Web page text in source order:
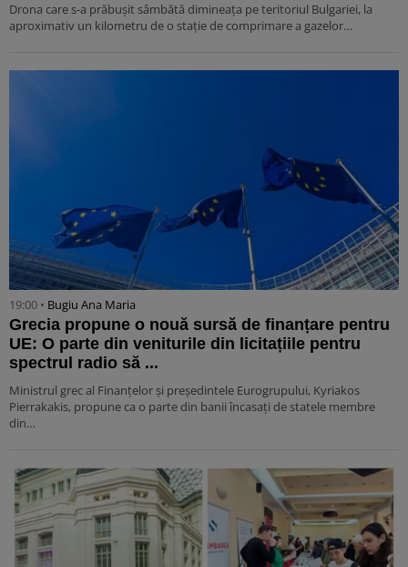
Drona care s-a prăbușit sâmbătă dimineața pe teritoriul Bulgariei, la
aproximativ un kilometru de o stație de comprimare a gazelor…
19:00 • Bugiu ⁠Ana Maria
Grecia propune o nouă sursă de finanțare pentru
UE: O parte din veniturile din licitațiile pentru
spectrul radio să ...
Ministrul grec al Finanțelor și președintele Eurogrupului, Kyriakos
Pierrakakis, propune ca o parte din banii încasați de statele membre
din…